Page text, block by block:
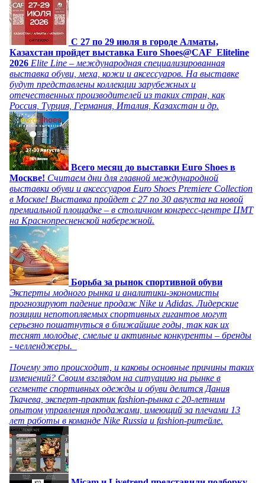
C 27 по 29 июля в городе Алматы,
Казахстан пройдет выставка Euro Shoes@CAF_Eliteline
2026 Elite Line – международная специализированная
выставка обуви, меха, кожи и аксессуаров. На выставке
будут представлены коллекции зарубежных и
отечественных производителей из таких стран, как
Россия, Турция, Германия, Италия, Казахстан и др.
Всего месяц до выставки Euro Shoes в
Москве! Считаем дни для главной международной
выставки обуви и аксессуаров Euro Shoes Premiere Collection
в Москве! Выставка пройдет с 27 по 30 августа на новой
премиальной площадке – в столичном конгресс-центре ЦМТ
на Краснопресненской набережной.
Борьба за рынок спортивной обуви
Эксперты модного рынка и аналитики-экономисты
прогнозируют падение продаж Nike и Adidas. Лидерские
позиции непотопляемых спортивных гигантов могут
серьезно пошатнуться в ближайшие годы, так как их
теснят молодые, смелые и активные конкуренты – бренды
- челленджеры.
Почему это происходит, и каковы основные причины таких
изменений? Своим взглядом на ситуацию на рынке в
сегменте спортивных одежды и обуви делится Дания
Ткачева, эксперт-практик fashion-рынка с 20-летним
опытом управления продажами, имеющий за плечами 13
лет работы в команде Nike Russia и fashion-ритейле.